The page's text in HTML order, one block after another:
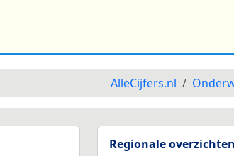
AlleCijfers.nl
Regionale